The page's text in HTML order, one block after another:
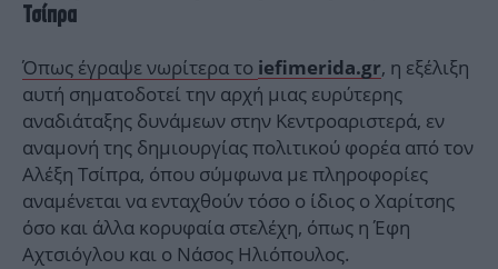
Τσίπρα
Όπως έγραψε νωρίτερα το iefimerida.gr, η εξέλιξη
αυτή σηματοδοτεί την αρχή μιας ευρύτερης
αναδιάταξης δυνάμεων στην Κεντροαριστερά, εν
αναμονή της δημιουργίας πολιτικού φορέα από τον
Αλέξη Τσίπρα, όπου σύμφωνα με πληροφορίες
αναμένεται να ενταχθούν τόσο ο ίδιος ο Χαρίτσης
όσο και άλλα κορυφαία στελέχη, όπως η Έφη
Αχτσιόγλου και ο Νάσος Ηλιόπουλος.